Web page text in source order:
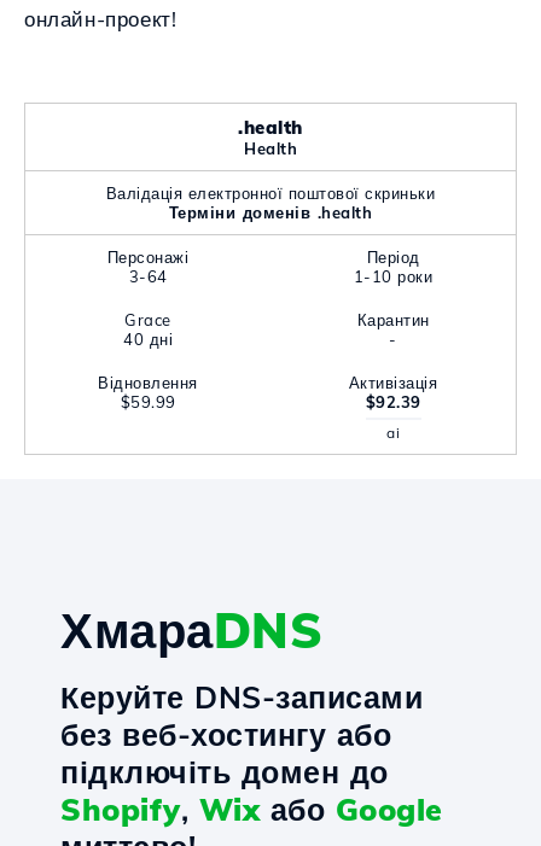
онлайн-проект!
.health
Health
Валідація електронної поштової скриньки
Терміни доменів .health
Персонажі
3-64
Період
1-10 роки
Grace
40 дні
Карантин
-
Відновлення
$59.99
Активізація
$92.39
ai
ХмараDNS
Керуйте DNS-записами
без веб-хостингу або
підключіть домен до
Shopify, Wixабо Google